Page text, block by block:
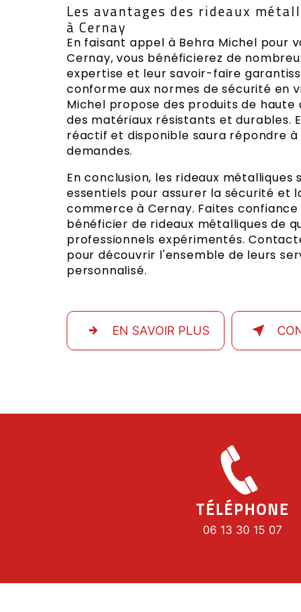
Les avantages des rideaux
à Cernay
En faisant appel à Behra Michel pour
Cernay, vous bénéficierez de
expertise et leur savoir-faire
conforme aux normes de sécurité en
Michel propose des produits de haute
des matériaux résistants et durables.
réactif et disponible saura répondre
demandes.
En conclusion, les rideaux métalliques
essentiels pour assurer la sécurité et
commerce à Cernay. Faites
bénéficier de rideaux métalliques de
professionnels expérimentés.
pour découvrir l'ensemble de leurs
personnalisé.
EN SAVOIR PLUS
TÉLÉPHONE
06 13 30 15 07